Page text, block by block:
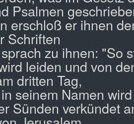
Psalmen
erschloß er ihnen
Schriften
zu ihnen: "So
leiden und von
dritten Tag,
seinem Namen
Sünden verkündet